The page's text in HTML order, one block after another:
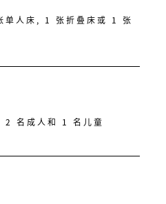
单人床, 1 张折叠床或 1 张
2 名成人和 1 名儿童